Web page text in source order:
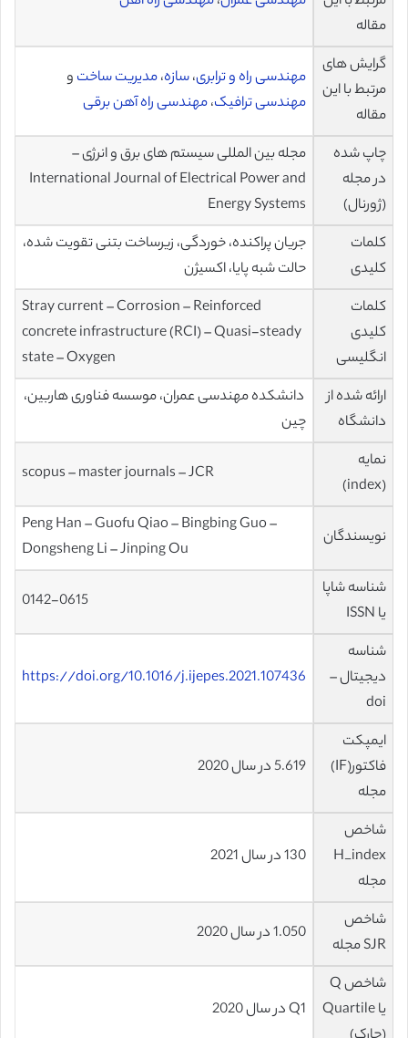
مقاله
گرایش های
مرتبط با این
مقاله
مهندسی راه و ترابری،سازه،مدیریت ساخت و
مهندسی ترافیک،مهندسی راه آهن برقی
چاپ شده
در مجله
(ژورنال)
مجله بین المللی سیستم های برق و انرژی –
International Journal of Electrical Power and
Energy Systems
کلمات
کلیدی
جریان پراکنده، خوردگی، زیرساخت بتنی تقویت شده،
حالت شبه پایا، اکسیژن
کلمات
کلیدی
انگلیسی
Stray current – Corrosion – Reinforced
concrete infrastructure (RCI) – Quasi-steady
state – Oxygen
ارائه شده از
دانشگاه
دانشکده مهندسی عمران، موسسه فناوری هاربین،
چین
نمایه
(index)
scopus – master journals – JCR
نویسندگان
Peng Han – Guofu Qiao – Bingbing Guo –
Dongsheng Li – Jinping Ou
شناسه شاپا
یا ISSN
0142-0615
شناسه
دیجیتال –
doi
https://doi.org/10.1016/j.ijepes.2021.107436
ایمپکت
فاکتور(IF)
مجله
5.619 در سال 2020
شاخص
H_index
مجله
130 در سال 2021
شاخص
SJR مجله
1.050 در سال 2020
شاخص Q
یا Quartile
Q1 در سال 2020